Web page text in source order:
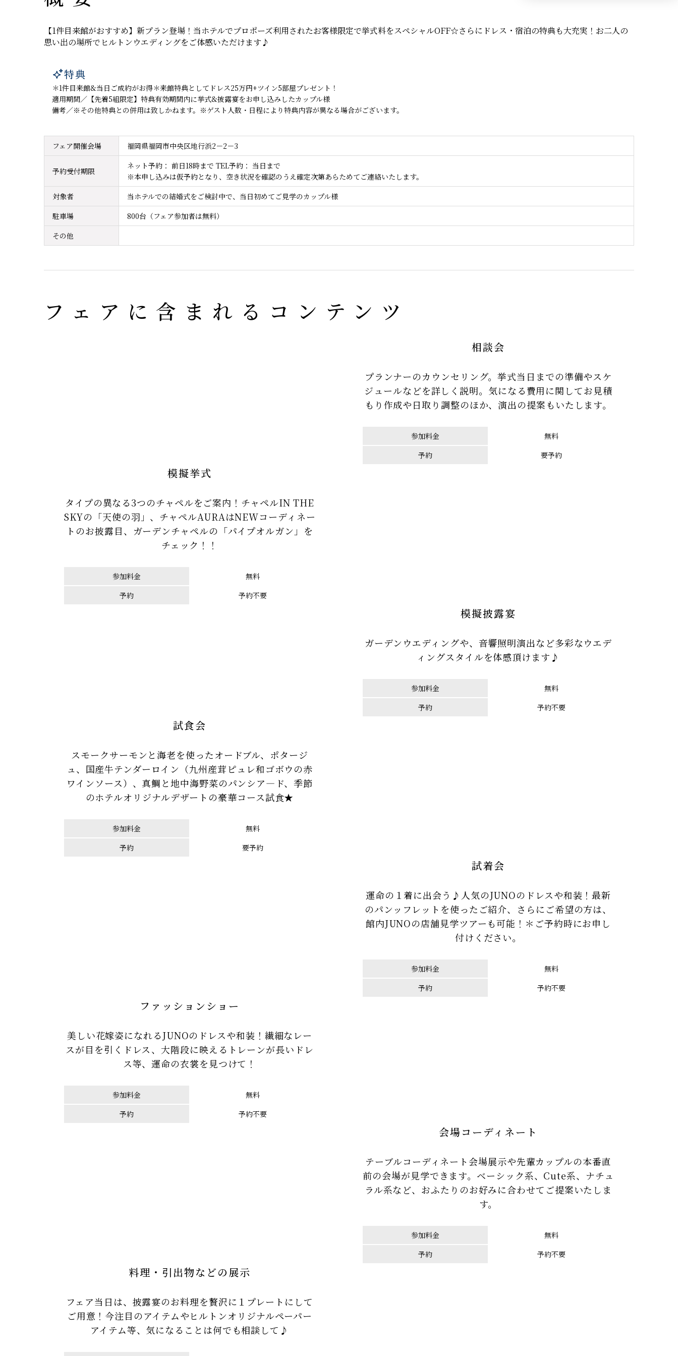
【1件目来館がおすすめ】新プラン登場！当ホテルでプロポーズ利用されたお客様限定で挙式料をスペシャルOFF☆さらにドレス・宿泊の特典も大充実！お二人の
思い出の場所でヒルトンウエディングをご体感いただけます♪
特典
＊1件目来館&当日ご成約がお得＊来館特典としてドレス25万円+ツイン5部屋プレゼント！
適用期間／【先着5組限定】特典有効期間内に挙式&披露宴をお申し込みしたカップル様
備考／※その他特典との併用は致しかねます。※ゲスト人数・日程により特典内容が異なる場合がございます。
フェア開催会場 福岡県福岡市中央区地行浜2－2－3
予約受付期限
ネット予約： 前日18時まで TEL予約： 当日まで
※本申し込みは仮予約となり、空き状況を確認のうえ確定次第あらためてご連絡いたします。
対象者
当ホテルでの結婚式をご検討中で、当日初めてご見学のカップル様
駐車場
800台（フェア参加者は無料）
その他
フェアに含まれるコンテンツ
相談会
プランナーのカウンセリング。挙式当日までの準備やスケ
ジュールなどを詳しく説明。気になる費用に関してお見積
もり作成や日取り調整のほか、演出の提案もいたします。
参加料金
無料
予約
要予約
模擬挙式
タイプの異なる3つのチャペルをご案内！チャペルIN THE
SKYの「天使の羽」、チャペルAURAはNEWコーディネー
トのお披露目、ガーデンチャペルの「パイプオルガン」を
チェック！！
参加料金
無料
予約
予約不要
模擬披露宴
ガーデンウエディングや、音響照明演出など多彩なウエデ
ィングスタイルを体感頂けます♪
参加料金
無料
予約
予約不要
試食会
スモークサーモンと海老を使ったオードブル、ポタージ
ュ、国産牛テンダーロイン（九州産茸ピュレ和ゴボウの赤
ワインソース）、真鯛と地中海野菜のパンシア―ド、季節
のホテルオリジナルデザートの豪華コース試食★
参加料金
無料
予約
要予約
試着会
運命の１着に出会う♪人気のJUNOのドレスや和装！最新
のパンッフレットを使ったご紹介、さらにご希望の方は、
館内JUNOの店舗見学ツアーも可能！＊ご予約時にお申し
付けください。
参加料金
無料
予約
予約不要
ファッションショー
美しい花嫁姿になれるJUNOのドレスや和装！繊細なレー
スが目を引くドレス、大階段に映えるトレーンが長いドレ
ス等、運命の衣裳を見つけて！
参加料金
無料
予約
予約不要
会場コーディネート
テーブルコーディネート会場展示や先輩カップルの本番直
前の会場が見学できます。ベーシック系、Cute系、ナチュ
ラル系など、おふたりのお好みに合わせてご提案いたしま
す。
参加料金
無料
予約
予約不要
料理・引出物などの展示
フェア当日は、披露宴のお料理を贅沢に１プレートにして
ご用意！今注目のアイテムやヒルトンオリジナルペーパー
アイテム等、気になることは何でも相談して♪